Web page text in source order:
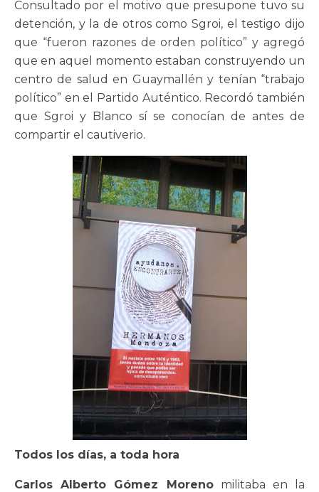
Consultado por el motivo que presupone tuvo su
detención, y la de otros como Sgroi, el testigo dijo
que “fueron razones de orden político” y agregó
que en aquel momento estaban construyendo un
centro de salud en Guaymallén y tenían “trabajo
político” en el Partido Auténtico. Recordó también
que Sgroi y Blanco sí se conocían de antes de
compartir el cautiverio.
Todos los días, a toda hora
Carlos Alberto Gómez Morenomilitaba en la